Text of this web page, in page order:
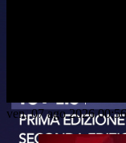
ven, 07 ago 2026 00:56